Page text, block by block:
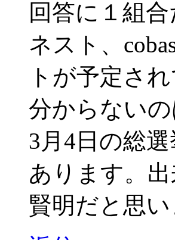
回答に１組
ネスト、
トが予定さ
分からない
3月4日の総
あります。
賢明だと思い